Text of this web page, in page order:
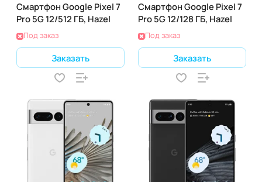
Смартфон Google Pixel 7
Pro 5G 12/512 ГБ, Hazel
Под заказ
Заказать
Смартфон Google Pixel 7
Pro 5G 12/128 ГБ, Hazel
Под заказ
Заказать